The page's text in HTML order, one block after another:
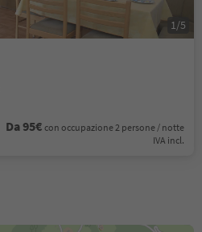
Da 95€ con occupazione 2 persone / notte
IVA incl.
1 /5